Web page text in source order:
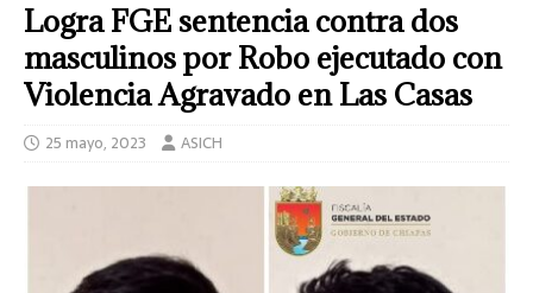
Logra FGE sentencia contra dos
masculinos por Robo ejecutado con
Violencia Agravado en Las Casas
25 mayo, 2023 ASICH